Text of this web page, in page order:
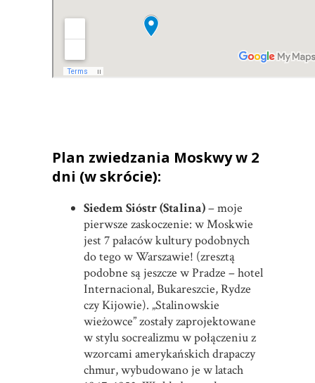
Plan zwiedzania Moskwy w 2
dni (w skrócie):
Siedem Sióstr (Stalina)– moje
pierwsze zaskoczenie: w Moskwie
jest 7 pałaców kultury podobnych
do tego w Warszawie! (zresztą
podobne są jeszcze w Pradze – hotel
Internacional, Bukareszcie, Rydze
czy Kijowie). „Stalinowskie
wieżowce” zostały zaprojektowane
w stylu socrealizmu w połączeniu z
wzorcami amerykańskich drapaczy
chmur, wybudowano je w latach